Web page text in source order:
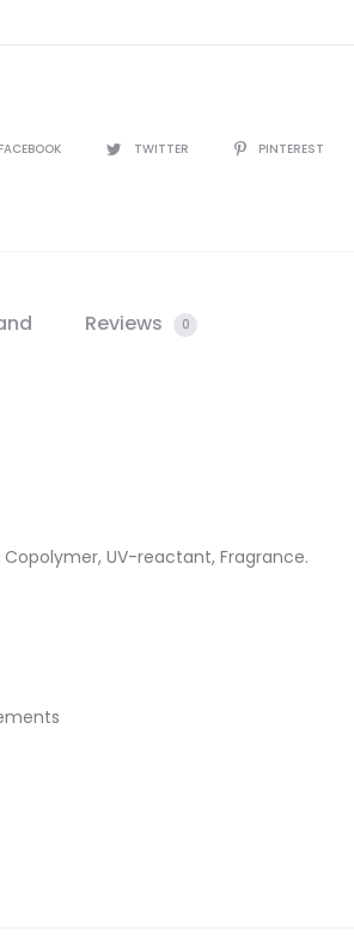
FACEBOOK TWITTER PINTEREST
Reviews 0
UV-reactant, Fragrance.